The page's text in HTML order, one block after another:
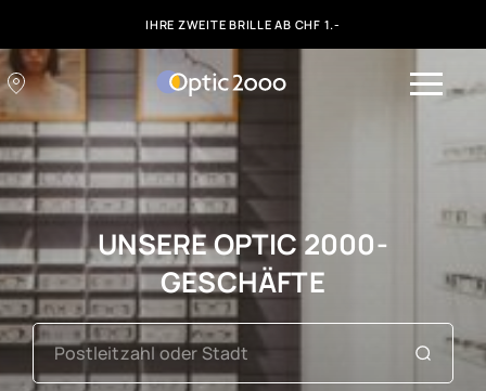
IHRE ZWEITE BRILLE AB CHF 1.-
UNSERE OPTIC 2000-
GESCHÄFTE